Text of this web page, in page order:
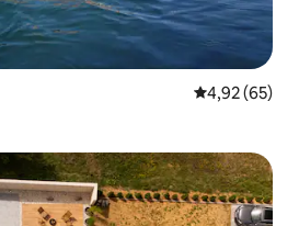
prosječna
4,92 (65)